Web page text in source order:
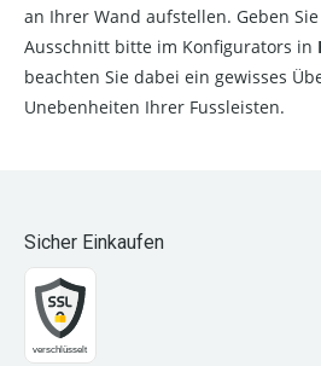
an Ihrer Wand aufstellen. Geben
Ausschnitt bitte im Konfigurators in
beachten Sie dabei ein gewisses
Unebenheiten Ihrer Fussleisten.
Sicher Einkaufen